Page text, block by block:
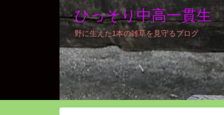
ひっそり中高一貫生
野に生えた1本の雑草を見守るブログ